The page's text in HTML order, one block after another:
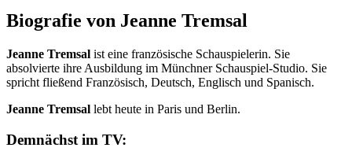
Biografie von Jeanne Tremsal
Jeanne Tremsal ist eine französische Schauspielerin. Sie
absolvierte ihre Ausbildung im Münchner Schauspiel-Studio. Sie
spricht fließend Französisch, Deutsch, Englisch und Spanisch.
Jeanne Tremsal lebt heute in Paris und Berlin.
Demnächst im TV: